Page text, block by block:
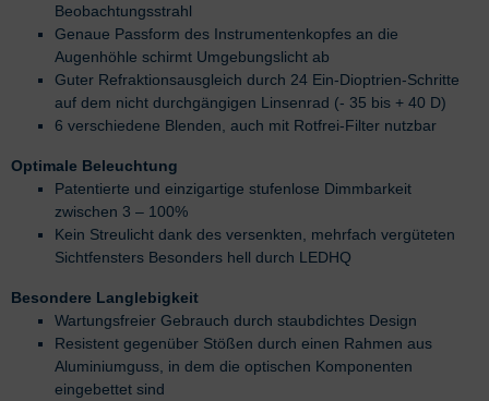
Beobachtungsstrahl
Genaue Passform des Instrumentenkopfes an die
Augenhöhle schirmt Umgebungslicht ab
Guter Refraktionsausgleich durch 24 Ein-Dioptrien-Schritte
auf dem nicht durchgängigen Linsenrad (- 35 bis + 40 D)
6 verschiedene Blenden, auch mit Rotfrei-Filter nutzbar
Optimale Beleuchtung
Patentierte und einzigartige stufenlose Dimmbarkeit
zwischen 3 – 100%
Kein Streulicht dank des versenkten, mehrfach vergüteten
Sichtfensters Besonders hell durch LEDHQ
Besondere Langlebigkeit
Wartungsfreier Gebrauch durch staubdichtes Design
Resistent gegenüber Stößen durch einen Rahmen aus
Aluminiumguss, in dem die optischen Komponenten
eingebettet sind